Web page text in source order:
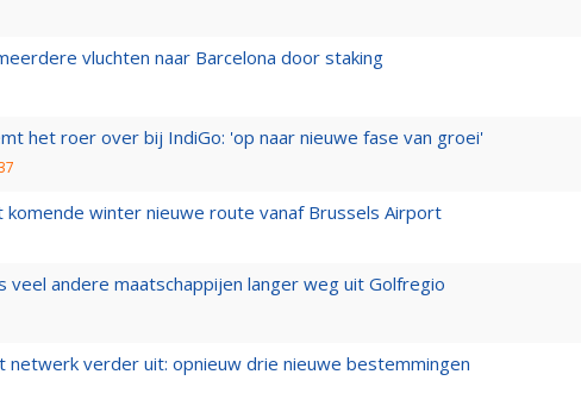
vluchten naar Barcelona door staking
het roer over bij IndiGo: 'op naar nieuwe fase van groei'
komende winter nieuwe route vanaf Brussels Airport
veel andere maatschappijen langer weg uit Golfregio
netwerk verder uit: opnieuw drie nieuwe bestemmingen